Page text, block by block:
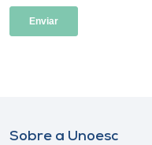
Sobre a Unoesc